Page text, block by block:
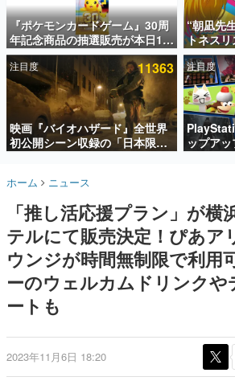
アプリセール情報
インタビュー
連載・特集一覧
殿堂入り記事
SNS拡散数が数千以上！ ページ
ど。多くの人々に読まれた、電フ
事をまとめました。
名作ゲームクリエイターの方々に
きます。
赫本
この物語を解いてはいけない。
の形をした短編ホラー小説集です。
ゲーム世代の作家たち
ゲームに多大な影響を受けた作
『ポケモンカードゲーム』30周
年記念商品の抽選販売が本日12
時より開始。拡張パック「30th
CELEBRATION」のボックス
に、「プレミアムデッキセット
エーフィ・ブラッキー」
「FUTURISTIC BOX」の計3商
品
“朝凪先
トネス
れ！チ
ページ
CVは陽
注目度 11363
映画『バイオハザード』全世界
初公開シーン収録の「日本限
定」予告映像が解禁。バイオの
「ラクーンシティ総合病院」へ
行く配達人の姿が披露
注目度
ップア
期間限
ホーム ニュース
「推し活応援プラン」が横
テルにて販売決定！ぴあア
ウンジが時間無制限で利用
ーのウェルカムドリンクや
ートも
2023年11月6日 18:20